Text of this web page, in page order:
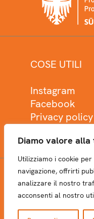
Diamo valore
Utilizziamo i cookie
navigazione, offrirti
analizzare il nostro
acconsenti al nostro
COSE UTILI
Instagram
Facebook
Privacy policy
NEWSLETTER